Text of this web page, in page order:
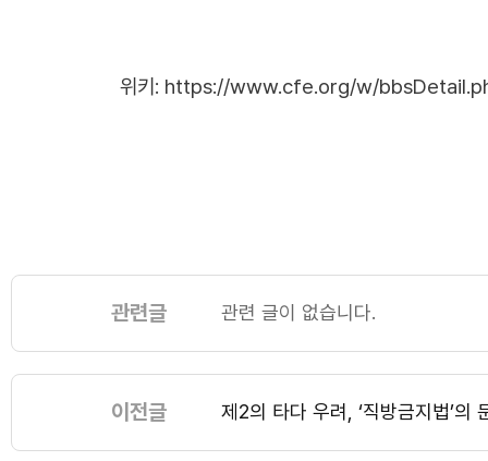
위키: https://www.cfe.org/w/
관련글 관련 글이 없습니다.
이전글 제2의 타다 우려, ‘직방금지법’의